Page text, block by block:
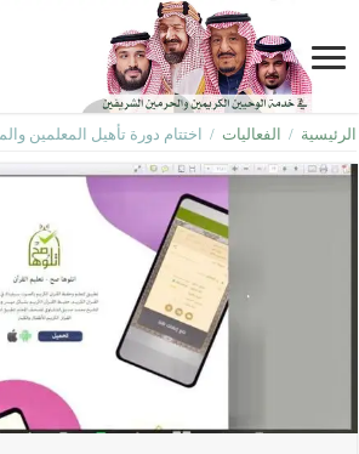
الرئيسية / الفعاليات / اختتام دورة تأهيل المعلمين